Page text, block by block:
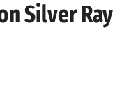
Silver Ray